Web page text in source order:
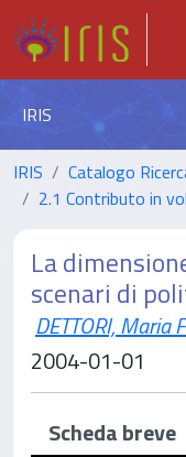
IRIS
IRIS Catalogo
2.1 Contributo in
La
scenari di
DETTORI, Maria
2004-01-01
Scheda breve